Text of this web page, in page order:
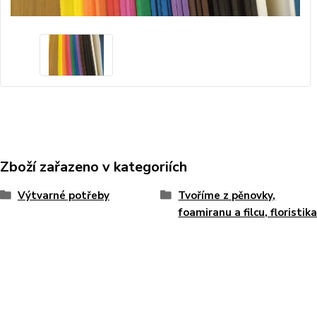
Zboží zařazeno v kategoriích
Výtvarné potřeby
Tvoříme z pěnovky,
foamiranu a filcu, floristika